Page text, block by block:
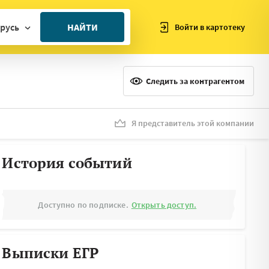
НАЙТИ Войти в картотеку
Следить за контрагентом
Я представитель этой компании
История событий
Доступно по подписке. Открыть доступ.
Выписки ЕГР